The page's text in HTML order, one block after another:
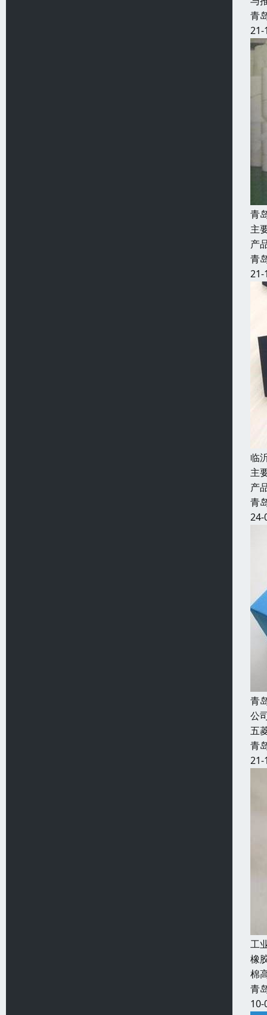
青
21-
青
主
产
青
21-
临
主
产
青
24-
青
公
五
青
21-
工
橡
棉
青
10-